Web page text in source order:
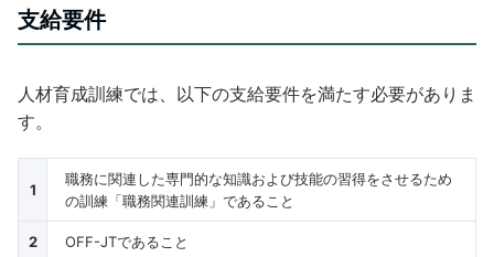
支給要件
人材育成訓練では、以下の支給要件を満たす必要がありま
す。
1
職務に関連した専門的な知識および技能の習得をさせるため
の訓練「職務関連訓練」であること
2 OFF-JTであること